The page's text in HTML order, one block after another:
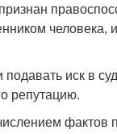
человека,
иск в
репутацию.
фактов